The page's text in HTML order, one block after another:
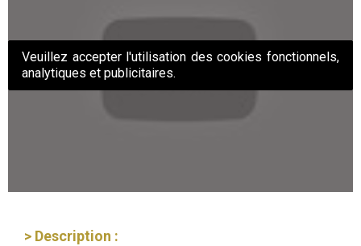
Veuillez accepter l'utilisation des cookies fonctionnels,
analytiques et publicitaires.
> Description :